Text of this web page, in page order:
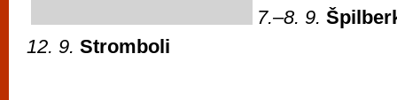
7.–8. 9.
12. 9. Stromboli